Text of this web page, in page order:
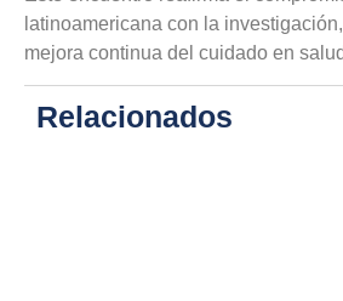
latinoamericana con la
mejora continua del cuidado en
Relacionados